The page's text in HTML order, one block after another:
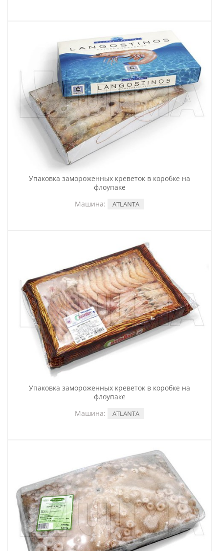
Упаковка замороженных креветок в коробке на
флоупаке
Машина:
ATLANTA
Упаковка замороженных креветок в коробке на
флоупаке
Машина:
ATLANTA